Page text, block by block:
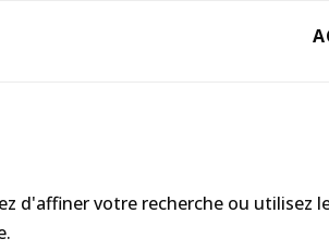
d'affiner votre recherche ou utilisez